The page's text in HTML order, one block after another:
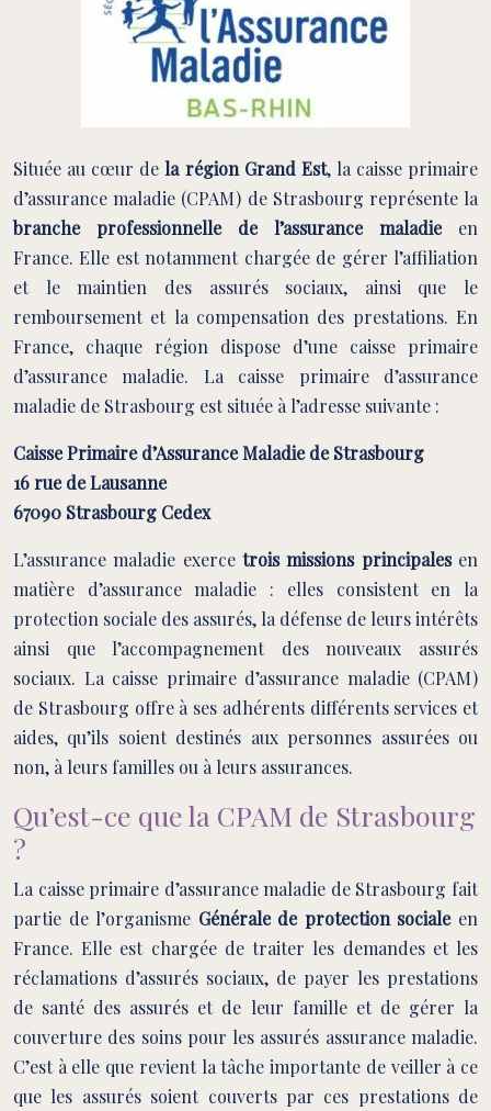
Située au cœur dela région Grand Est, la caisse primaire
d’assurance maladie (CPAM) de Strasbourg représente la
branche professionnelle de l’assurance maladieen
France. Elle est notamment chargée de gérer l’affiliation
et le maintien des assurés sociaux, ainsi que le
remboursement et la compensation des prestations. En
France, chaque région dispose d’une caisse primaire
d’assurance maladie. La caisse primaire d’assurance
maladie de Strasbourg est située à l’adresse suivante :
Caisse Primaire d’Assurance Maladie de Strasbourg
16 rue de Lausanne
67090 Strasbourg Cedex
L’assurance maladie exerce trois missions principalesen
matière d’assurance maladie : elles consistent en la
protection sociale des assurés, la défense de leurs intérêts
ainsi que l’accompagnement des nouveaux assurés
sociaux. La caisse primaire d’assurance maladie (CPAM)
de Strasbourg offre à ses adhérents différents services et
aides, qu’ils soient destinés aux personnes assurées ou
non, à leurs familles ou à leurs assurances.
Qu’est-ce que la CPAM de Strasbourg
?
La caisse primaire d’assurance maladie de Strasbourg fait
partie de l’organisme Générale de protection socialeen
France. Elle est chargée de traiter les demandes et les
réclamations d’assurés sociaux, de payer les prestations
de santé des assurés et de leur famille et de gérer la
couverture des soins pour les assurés assurance maladie.
C’est à elle que revient la tâche importante de veiller à ce
que les assurés soient couverts par ces prestations de